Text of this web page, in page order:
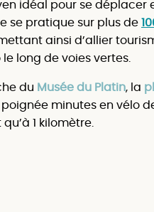
idéal pour se déplacer
se pratique sur plus de
ainsi d’allier
le long de voies vertes.
du Musée du Platin, la
poignée minutes en vélo
qu’à 1 kilomètre.